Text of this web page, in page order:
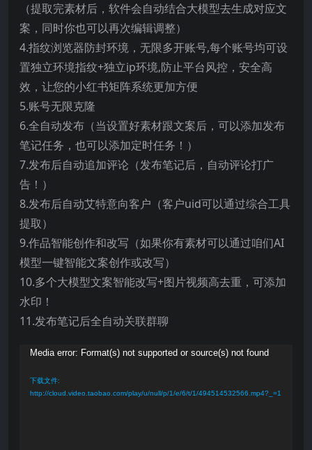
（提取完素材后，软件会自动结合大模型去生成对应文
案，同时你也可以再次编辑调整）
4.指纹浏览器防封环境，无限多开账号,每个账号均可设
置独立环境指纹+独立ip环境,防止平台风控，安全高
效，让您的小红书矩阵系统更加方便
5.账号无限克隆
6.全自动发布（当设置好素材跟文案后，可以添加发布
笔记任务，也可以添加定时任务！）
7.发布后自动追加评论（发布笔记后，自动评论打广
告！）
8.发布后自动艾特意向客户（客户uid可以通过综合工具
提取）
9.作品智能创作和改写（如果你有素材可以通过咱们AI
模型一键智能文案创作或改写）
10.多个大模型文案智能改写+图片视频高去重，可添加
水印！
11.发布笔记后全自动关联群聊
Media error: Format(s) not supported or source(s) not found
下载文件:
http://cloud.video.taobao.com/play/u/null/p/1/e/6/t/1/494514532566.mp4?_=1